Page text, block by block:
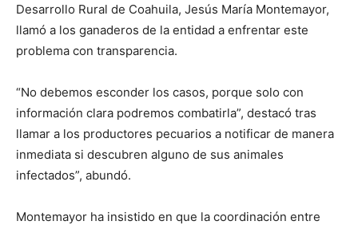
Desarrollo Rural de Coahuila, Jesús María Montemayor,
llamó a los ganaderos de la entidad a enfrentar este
problema con transparencia.
“No debemos esconder los casos, porque solo con
información clara podremos combatirla”, destacó tras
llamar a los productores pecuarios a notificar de manera
inmediata si descubren alguno de sus animales
infectados”, abundó.
Montemayor ha insistido en que la coordinación entre